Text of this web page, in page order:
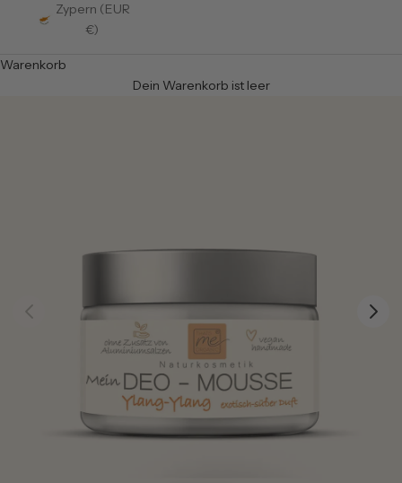
Zypern (EUR
€)
Warenkorb
Dein Warenkorb ist leer